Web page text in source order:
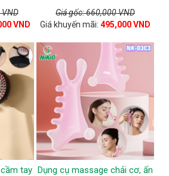
VND
Giá gốc: 660,000 VND
Giá khuyến mãi: 495,000 VND
tay Dụng cụ massage chải cơ, ấn